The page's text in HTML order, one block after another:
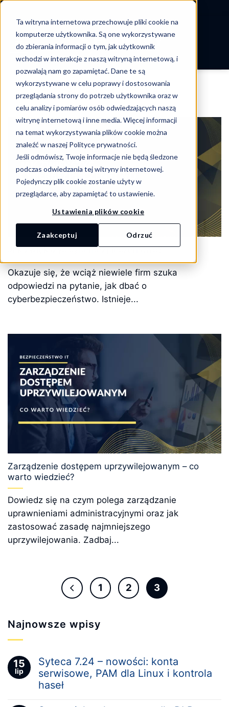
Ta witryna internetowa przechowuje pliki cookie na
komputerze użytkownika. Są one wykorzystywane
do zbierania informacji o tym, jak użytkownik
wchodzi w interakcje z naszą witryną internetową, i
pozwalają nam go zapamiętać. Dane te są
wykorzystywane w celu poprawy i dostosowania
przeglądania strony do potrzeb użytkownika oraz w
celu analizy i pomiarów osób odwiedzających naszą
witrynę internetową i inne media. Więcej informacji
na temat wykorzystywania plików cookie można
znaleźć w naszej Polityce prywatności.
Jeśli odmówisz, Twoje informacje nie będą śledzone
podczas odwiedzania tej witryny internetowej.
Pojedynczy plik cookie zostanie użyty w
przeglądarce, aby zapamiętać to ustawienie.
Ustawienia plików cookie
Zaakceptuj Odrzuć
-->
Skip
content
TAG ARCHIVES: PAM
Najnowsze wpisy
15
lip
Syteca 7.24 – nowości: konta
serwisowe, PAM dla Linux i kontrola
haseł
Jak zwiększyć cyberbezpieczeństwo?
Okazuje się, że wciąż niewiele firm szuka
odpowiedzi na pytanie, jak dbać o
cyberbezpieczeństwo. Istnieje...
Zarządzenie dostępem uprzywilejowanym – co
warto wiedzieć?
Dowiedz się na czym polega zarządzanie
uprawnieniami administracyjnymi oraz jak
zastosować zasadę najmniejszego
uprzywilejowania. Zadbaj...
1 2 3